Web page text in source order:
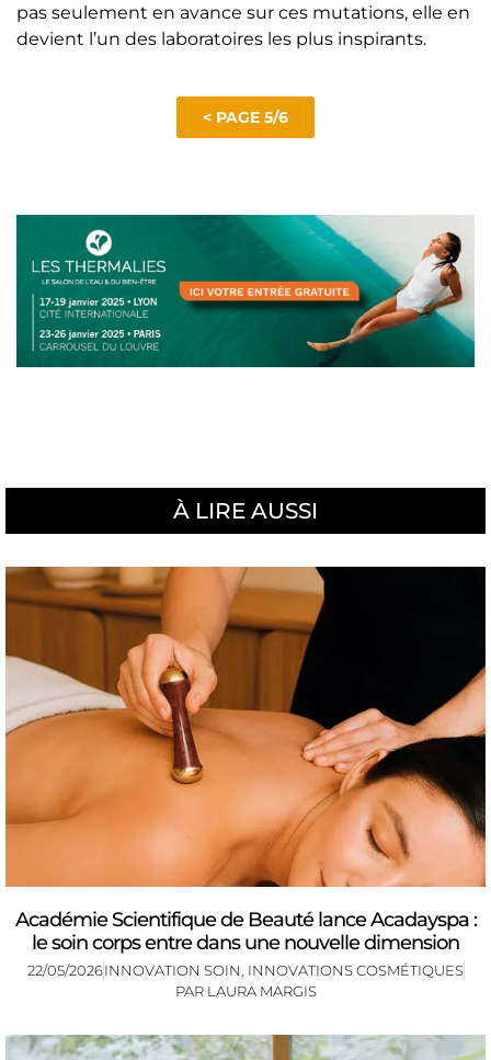
pas seulement en avance sur ces mutations, elle en
devient l’un des laboratoires les plus inspirants.
< PAGE 5/6
À LIRE AUSSI
Académie Scientifique de Beauté lance Acadayspa :
le soin corps entre dans une nouvelle dimension
22/05/2026INNOVATION SOIN, INNOVATIONS COSMÉTIQUES
PAR LAURA MARGIS